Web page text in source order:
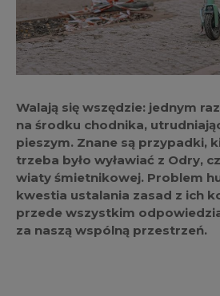
Walają się wszędzie: jednym
na środku chodnika,
pieszym. Znane są przypadki,
trzeba było wyławiać z Odry,
wiaty śmietnikowej. Problem
kwestia ustalania zasad z ich
przede wszystkim
za naszą wspólną przestrzeń.